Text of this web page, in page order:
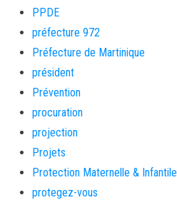
PPDE
préfecture 972
Préfecture de Martinique
président
Prévention
procuration
projection
Projets
Protection Maternelle & Infantile
protegez-vous